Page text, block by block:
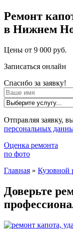
Ремонт
в Нижнем
Цены от 9 000 руб.
Записаться онлайн
Спасибо за заявку!
Отправляя заявку,
персональных
Оценка ремонта
по фото
Главная » Кузовной
Доверьте